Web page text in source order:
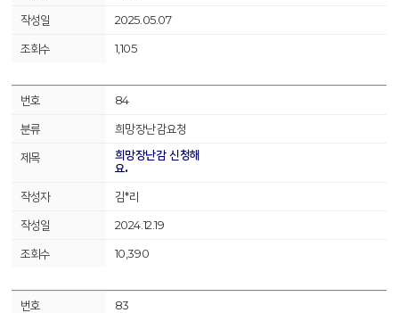
2025.05.07
1,105
84
희망장난감요청
희망장난감 신청해
요.
김*리
2024.12.19
10,390
83